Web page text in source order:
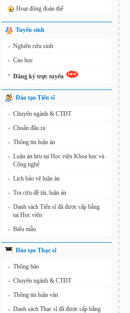
Hoạt động đoàn thể
Tuyển sinh
» Nghiên cứu sinh
» Cao học
» Đăng ký trực tuyến
Đào tạo Tiến sĩ
» Chuyên ngành & CTĐT
» Chuẩn đầu ra
» Thông tin luận án
» Luận án lưu tại Học viện Khoa học và
Công nghệ
» Lịch bảo vệ luận án
» Tra cứu đề tài, luận án
» Danh sách Tiến sĩ đã được cấp bằng
tại Học viện
» Biểu mẫu
Đào tạo Thạc sĩ
» Thông báo
» Chuyên ngành & CTĐT
» Thông tin luận văn
» Danh sách Thạc sĩ đã được cấp bằng